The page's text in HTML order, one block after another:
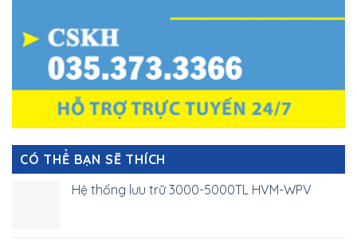
CÓ THỂ BẠN SẼ THÍCH
Hệ thống lưu trữ 3000-5000TL HVM-WPV